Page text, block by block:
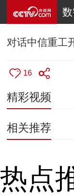
对话中信重工
16
精彩视频
相关推荐
热点